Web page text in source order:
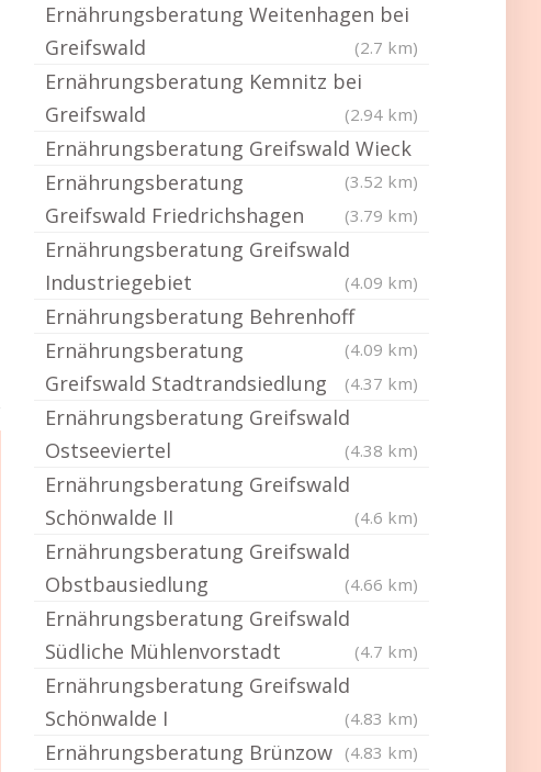
Ernährungsberatung Weitenhagen bei
Greifswald
(2.7 km)
Ernährungsberatung Kemnitz bei
Greifswald
(2.94 km)
Ernährungsberatung Greifswald Wieck
(3.52 km)
Ernährungsberatung
Greifswald Friedrichshagen
(3.79 km)
Ernährungsberatung Greifswald
Industriegebiet
(4.09 km)
Ernährungsberatung Behrenhoff
(4.09 km)
Ernährungsberatung
Greifswald Stadtrandsiedlung
(4.37 km)
Ernährungsberatung Greifswald
Ostseeviertel
(4.38 km)
Ernährungsberatung Greifswald
Schönwalde II
(4.6 km)
Ernährungsberatung Greifswald
Obstbausiedlung
(4.66 km)
Ernährungsberatung Greifswald
Südliche Mühlenvorstadt
(4.7 km)
Ernährungsberatung Greifswald
Schönwalde I
(4.83 km)
Ernährungsberatung Brünzow (4.83 km)